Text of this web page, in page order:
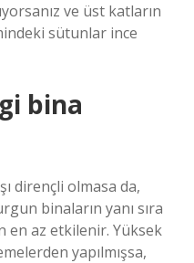
ve üst katların
sütunlar ince
bina
dirençli olmasa da,
binaların yanı sıra
en az etkilenir. Yüksek
yapılmışsa,